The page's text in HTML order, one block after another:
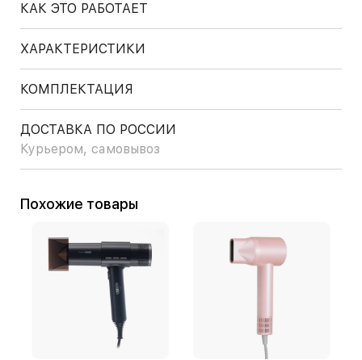
КАК ЭТО РАБОТАЕТ
ХАРАКТЕРИСТИКИ
КОМПЛЕКТАЦИЯ
ДОСТАВКА ПО РОССИИ
Курьером, самовывоз
Похожие товары